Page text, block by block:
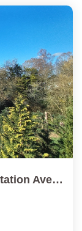
Thorigne Fouillard Maison D'habitation Avec Parc Et...